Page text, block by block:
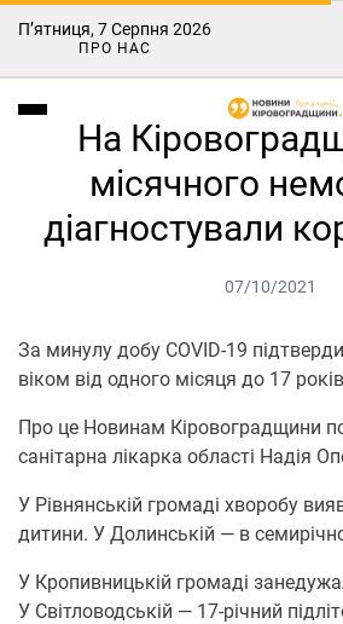
П’ятниця, 7 Серпня 2026
ПРО НАС
На
місячного
діагностували
07/10/2021
За минулу добу COVID-19
віком від одного місяця до 17
Про це Нoвинам Кіровoградщини
санітарна лікарка області Надія
У Рівнянській громаді хворобу
дитини. У Долинській — в
У Кропивницькій громаді
У Світловодській — 17-річний